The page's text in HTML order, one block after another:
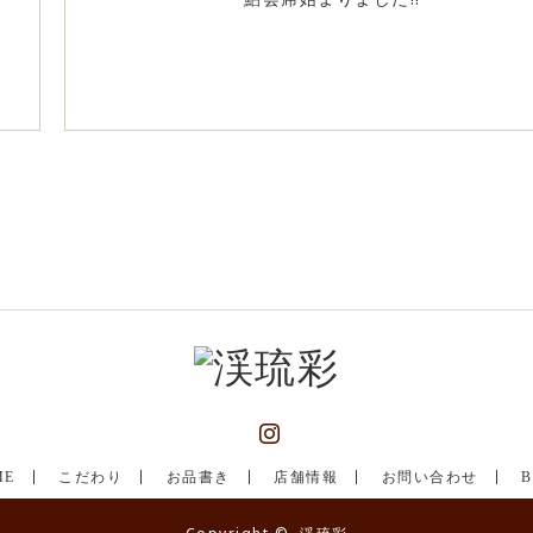
こだわり お品書き 店舗情報 お問い合わせ